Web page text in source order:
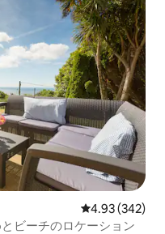
レビュー342
4.93 (342)
ビーチのロケーション